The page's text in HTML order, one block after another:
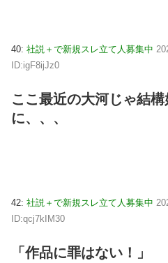
40: 社説＋で新規スレ立て人募集中
ID:igF8ijJz0
ここ最近の大河じゃ結
に、、、
42: 社説＋で新規スレ立て人募集中
ID:qcj7kIM30
「作品に罪はない！」